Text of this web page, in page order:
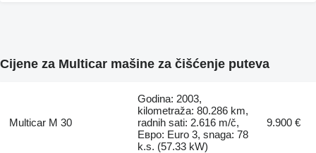
Cijene za Multicar mašine za čišćenje puteva
Multicar M 30
Godina: 2003,
kilometraža: 80.286 km,
radnih sati: 2.616 m/č,
Евро: Euro 3, snaga: 78
k.s. (57.33 kW)
9.900 €